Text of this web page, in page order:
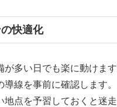
快適化
が多い日でも楽に動けま
導線を事前に確認します
地点を予習しておくと迷